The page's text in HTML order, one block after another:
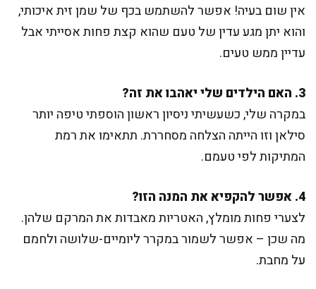
אין שום בעיה! אפשר להשתמש בכף של שמן זית איכותי,
והוא יתן מגע עדין של טעם שהוא קצת פחות אסייתי אבל
עדיין ממש טעים.
3. האם הילדים שלי יאהבו את זה?
במקרה שלי, כשעשיתי ניסיון ראשון הוספתי טיפה יותר
סילאן וזו הייתה הצלחה מסחררת. תתאימו את רמת
המתיקות לפי טעמם.
4. אפשר להקפיא את המנה הזו?
לצערי פחות מומלץ, האטריות מאבדות את המרקם שלהן.
מה שכן – אפשר לשמור במקרר ליומיים-שלושה ולחמם
על מחבת.